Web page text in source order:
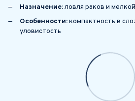
Назначение:ловля раков и
Особенности:компактность в
уловистость